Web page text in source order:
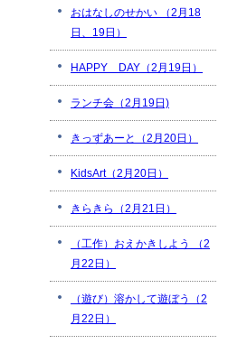
おはなしのせかい （2月18
日、19日）
HAPPY DAY（2月19日）
ランチ会（2月19日)
きっずあーと（2月20日）
KidsArt（2月20日）
きらきら（2月21日）
（工作）おえかきしよう （2
月22日）
（遊び）溶かして遊ぼう（2
月22日）